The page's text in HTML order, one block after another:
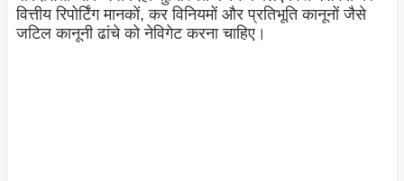
वित्तीय रिपोर्टिंग मानकों, कर विनियमों और प्रतिभूति कानूनों जैसे
जटिल कानूनी ढांचे को नेविगेट करना चाहिए।